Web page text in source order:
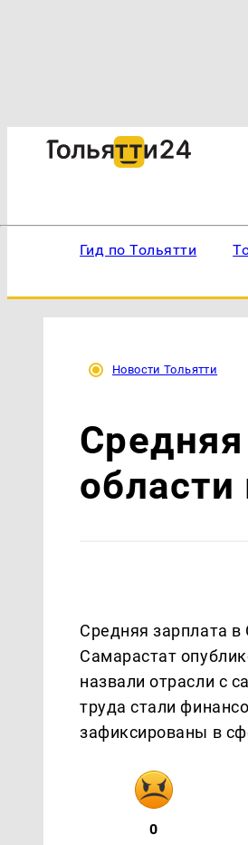
Гид по Тольятти
Новости Тольятти
области
Средняя зарплата в
Самарастат
назвали отрасли с
труда стали
зафиксированы в
0